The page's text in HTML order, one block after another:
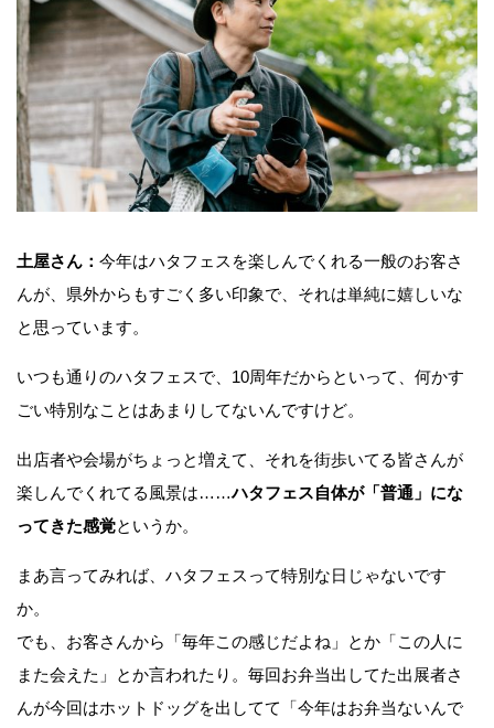
土屋さん： 今年はハタフェスを楽しんでくれる一般のお客さ
んが、県外からもすごく多い印象で、それは単純に嬉しいな
と思っています。
いつも通りのハタフェスで、10周年だからといって、何かす
ごい特別なことはあまりしてないんですけど。
出店者や会場がちょっと増えて、それを街歩いてる皆さんが
楽しんでくれてる風景は……ハタフェス自体が「普通」にな
ってきた感覚というか。
まあ言ってみれば、ハタフェスって特別な日じゃないです
か。
でも、お客さんから「毎年この感じだよね」とか「この人に
また会えた」とか言われたり。毎回お弁当出してた出展者さ
んが今回はホットドッグを出してて「今年はお弁当ないんで